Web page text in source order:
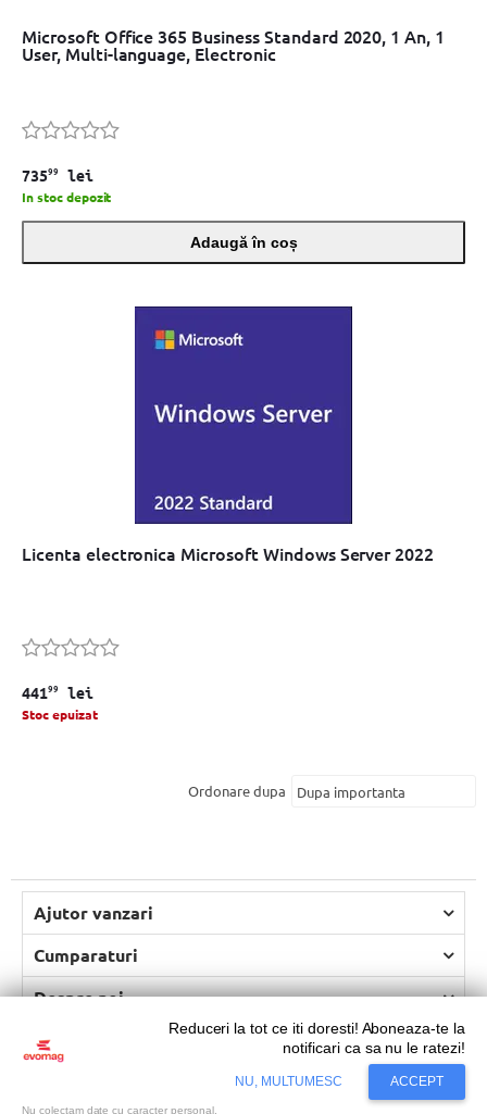
Microsoft Office 365 Business Standard 2020, 1 An, 1
User, Multi-language, Electronic
73599 lei
In stoc depozit
Adaugă în coș
Licenta electronica Microsoft Windows Server 2022
44199 lei
Stoc epuizat
Ordonare dupa
Ajutor vanzari
Cumparaturi
Despre noi
Resurse si Informatii legale
Copyright © 2026 Evolution Systems SRL. Centrul Logistic Apollo,
Bloc C, Drumul Intre Tarlale 160 - 174, Sector 3, Bucureşti.Vezi hartă
Reduceri la tot ce iti doresti! Aboneaza-te la
notificari ca sa nu le ratezi!
NU, MULTUMESC ACCEPT
Nu colectam date cu caracter personal.